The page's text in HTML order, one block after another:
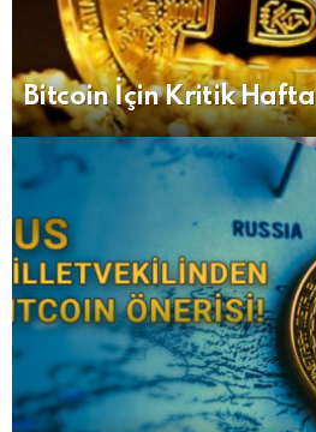
Bitcoin İçin Kritik Hafta